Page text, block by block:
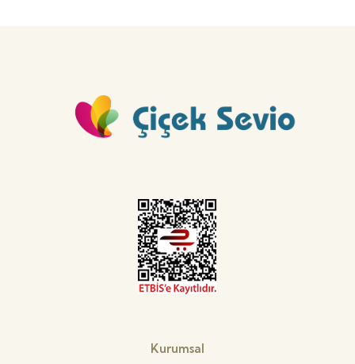
Kurumsal